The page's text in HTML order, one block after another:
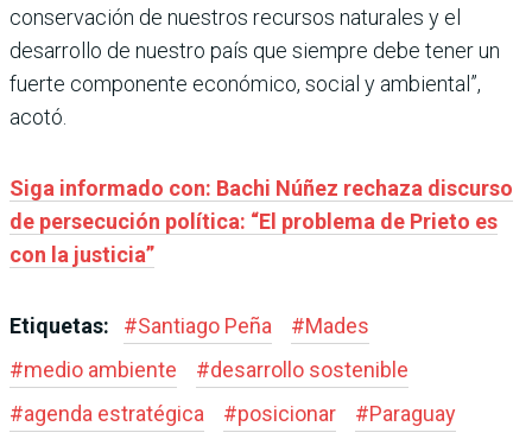
conservación de nuestros recursos naturales y el
desarrollo de nuestro país que siempre debe tener un
fuerte componente económico, social y ambiental”,
acotó.
Siga informado con: Bachi Núñez rechaza discurso
de persecución política: “El problema de Prieto es
con la justicia”
Etiquetas: #Santiago Peña #Mades
#medio ambiente #desarrollo sostenible
#agenda estratégica #posicionar #Paraguay